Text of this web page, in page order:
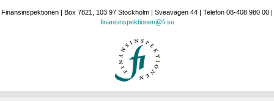
Finansinspektionen | Box 7821, 103 97 Stockholm | Sveavägen 44 | Telefon 08-408 980 00 |
finansinspektionen@fi.se